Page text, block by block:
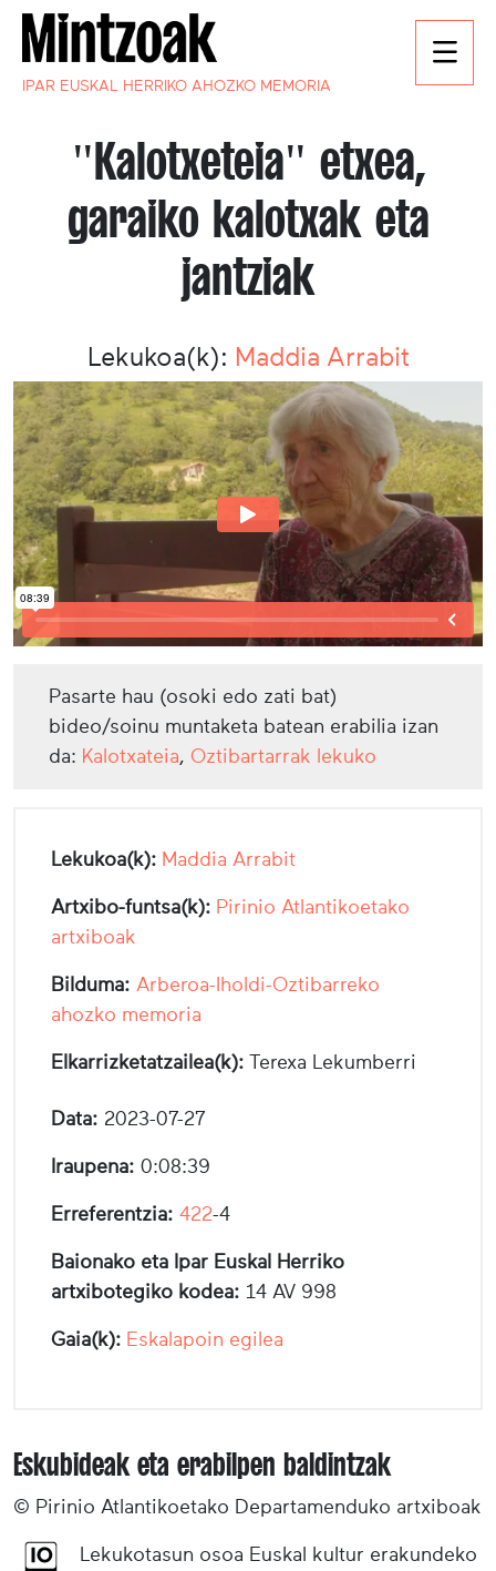
IPAR EUSKAL HERRIKO AHOZKO MEMORIA
"Kalotxeteia" etxea,
garaiko kalotxak eta
jantziak
Lekukoa(k): Maddia Arrabit
Pasarte hau (osoki edo zati bat)
bideo/soinu muntaketa batean erabilia izan
da: Kalotxateia, Oztibartarrak lekuko
Lekukoa(k): Maddia Arrabit
Artxibo-funtsa(k): Pirinio Atlantikoetako
artxiboak
Bilduma: Arberoa-Iholdi-Oztibarreko
ahozko memoria
Elkarrizketatzailea(k): Terexa Lekumberri
Data: 2023-07-27
Iraupena: 0:08:39
Erreferentzia: 422-4
Baionako eta Ipar Euskal Herriko
artxibotegiko kodea: 14 AV 998
Gaia(k): Eskalapoin egilea
Eskubideak eta erabilpen baldintzak
© Pirinio Atlantikoetako Departamenduko artxiboak
Lekukotasun osoa Euskal kultur erakundeko